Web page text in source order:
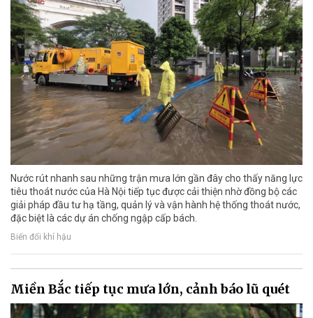
Nước rút nhanh sau những trận mưa lớn gần đây cho thấy năng lực
tiêu thoát nước của Hà Nội tiếp tục được cải thiện nhờ đồng bộ các
giải pháp đầu tư hạ tầng, quản lý và vận hành hệ thống thoát nước,
đặc biệt là các dự án chống ngập cấp bách.
Biến đổi khí hậu
Miền Bắc tiếp tục mưa lớn, cảnh báo lũ quét